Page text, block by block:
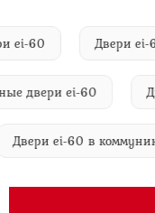
ei-60
ei-60
Двери ei-60 в